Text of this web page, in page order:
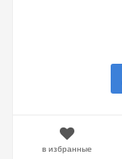
в избранные